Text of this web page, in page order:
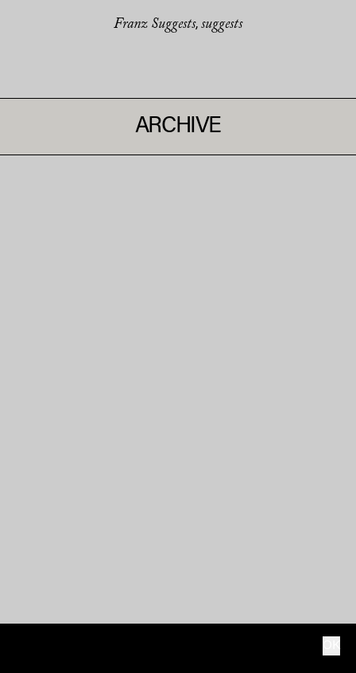
Franz Suggests, suggests
ARCHIVE